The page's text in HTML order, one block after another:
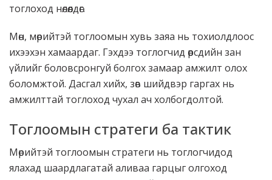
тоглоход нөлөөлдөг.
Мөн, мөрийтэй тоглоомын хувь заяа нь тохиолдлоос
ихээхэн хамаардаг. Гэхдээ тоглогчид өөрсдийн зан
үйлийг боловсронгуй болгох замаар амжилт олох
боломжтой. Дасгал хийх, зөв шийдвэр гаргах нь
амжилттай тоглоход чухал ач холбогдолтой.
Тоглоомын стратеги ба тактик
Мөрийтэй тоглоомын стратеги нь тоглогчидод
ялахад шаардлагатай аливаа гарцыг олгоход